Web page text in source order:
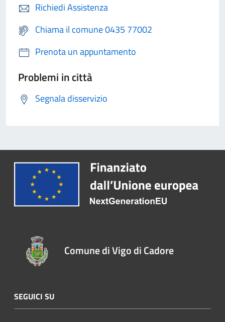
Richiedi Assistenza
Chiama il comune 0435 77002
Prenota un appuntamento
Problemi in città
Segnala disservizio
Comune di Vigo di Cadore
SEGUICI SU